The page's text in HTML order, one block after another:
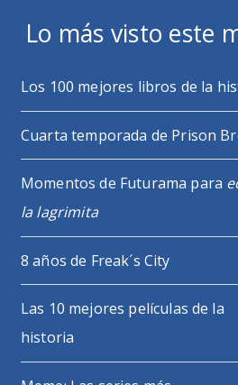
Lo más visto este
Los 100 mejores libros de la
Cuarta temporada de Prison
Momentos de Futurama para
la lagrimita
8 años de Freak´s City
Las 10 mejores películas de la
historia